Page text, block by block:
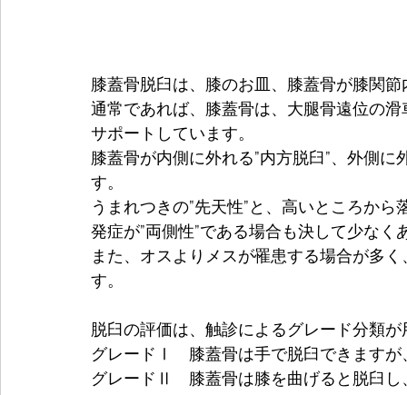
膝蓋骨脱臼は、膝のお皿、膝蓋骨が膝関
通常であれば、膝蓋骨は、大腿骨遠位の
サポートしています。
膝蓋骨が内側に外れる”内方脱臼”、外側
す。
うまれつきの”先天性”と、高いところから
発症が”両側性”である場合も決して少なく
また、オスよりメスが罹患する場合が多
す。
脱臼の評価は、触診によるグレード分類
グレードⅠ　膝蓋骨は手で脱臼できますが
グレードⅡ　膝蓋骨は膝を曲げると脱臼